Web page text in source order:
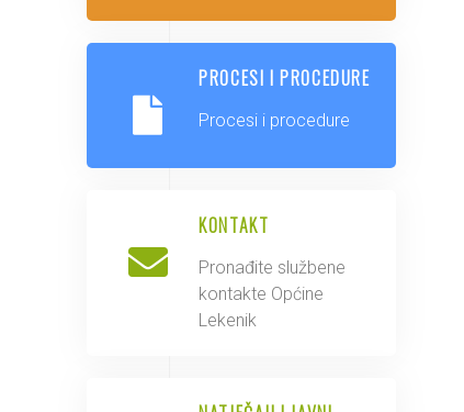
PROCESI I PROCEDURE
Procesi i procedure
KONTAKT
Pronađite službene
kontakte Općine
Lekenik